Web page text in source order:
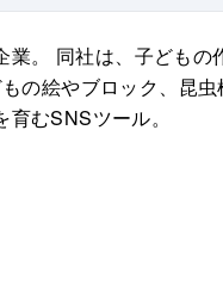
。 同社は、子ども
の絵やブロック、昆
むSNSツール。